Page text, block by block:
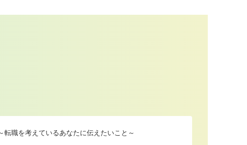
転職を考えているあなたに伝えたいこと～